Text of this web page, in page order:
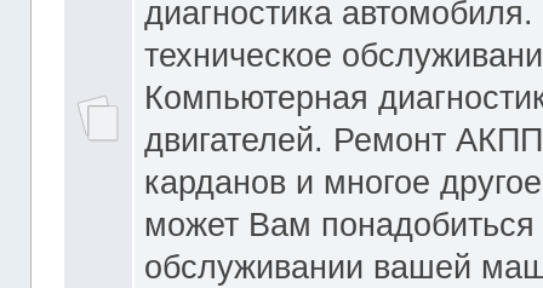
диагностика
техническое
Компьютерная
двигателей. Ремонт
карданов и многое
может Вам понадобиться
обслуживании вашей